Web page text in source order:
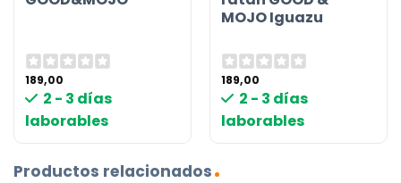
189,00
2 - 3 días
laborables
MOJO Iguazu
189,00
2 - 3 días
laborables
Productos relacionados